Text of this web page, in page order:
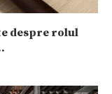
despre rolul